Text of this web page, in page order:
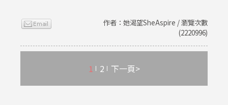
作者：她渴望SheAspire / 瀏覽次數
(2220996)
1 2 下一頁>